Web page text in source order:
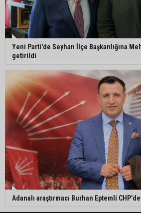
Yeni Parti'de Seyhan İlçe Başkanlığına
getirildi
Adanalı araştırmacı Burhan Eptemli